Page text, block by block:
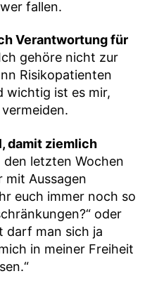
fallen.
Verantwortung für
gehöre nicht zur
Risikopatienten
wichtig ist es mir,
damit ziemlich
den letzten Wochen
mit Aussagen
euch immer noch so
oder
darf man sich ja
in meiner Freiheit